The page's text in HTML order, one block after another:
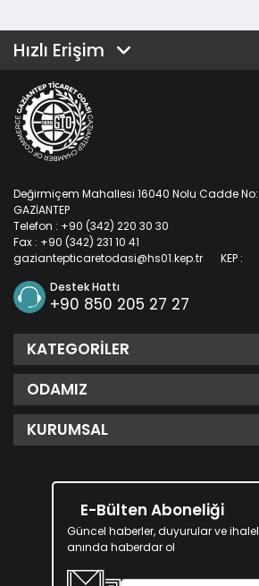
Hızlı Erişim
Değirmiçem Mahallesi 16040 Nolu Cadde
GAZİANTEP
Telefon : +90 (342) 220 30 30
Fax : +90 (342) 231 10 41
KEP :
gaziantepticaretodasi@hs01.kep.tr
Destek Hattı
+90 850 205 27 27
KATEGORILER
ODAMIZ
KURUMSAL
E-Bülten Aboneliği
Güncel haberler, duyurular ve
anında haberdar ol